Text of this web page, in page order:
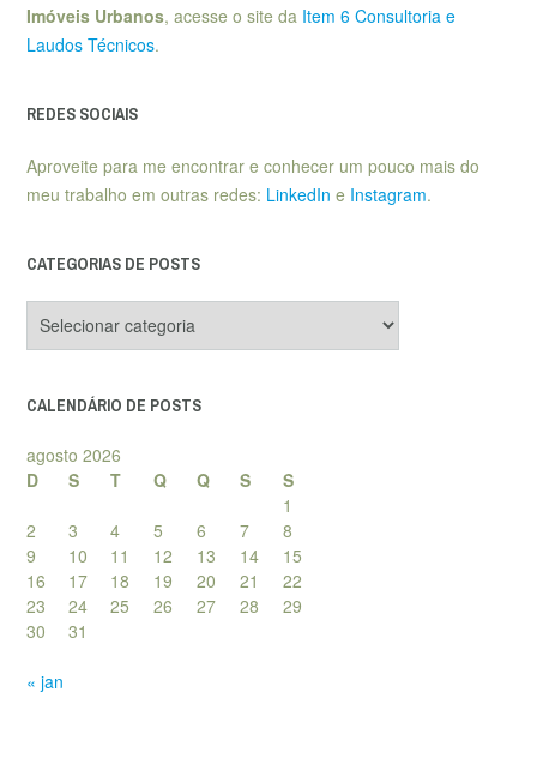
Imóveis Urbanos, acesse o site da Item 6 Consultoria e
Laudos Técnicos.
REDES SOCIAIS
Aproveite para me encontrar e conhecer um pouco mais do
meu trabalho em outras redes: LinkedIn e Instagram.
CATEGORIAS DE POSTS
de
CALENDÁRIO DE POSTS
agosto 2026
D
S T Q Q S
S
1
2
3 4 5 6 7
8
9
10 11 12 13 14
15
16
17 18 19 20 21
22
23
24 25 26 27 28
29
30
31
« jan